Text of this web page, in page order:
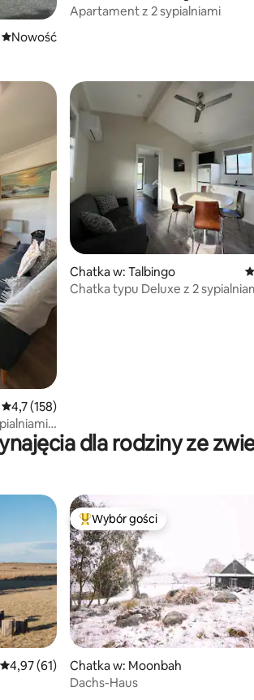
Nowe miejsce pobytu
Nowość
Apartament z 2 sypialniami
Średnia ocena: 4,7 na 5, liczba recenzji: 158
4,7 (158)
Chatka w: Talbingo
Chatka typu Deluxe z 2
dla rodziny ze
Średnia ocena: 4,97 na 5, liczba recenzji: 61
4,97 (61)
Najpopularniejsze z kategorii
Wybór gości
Chatka w: Moonbah
Dachs-Haus